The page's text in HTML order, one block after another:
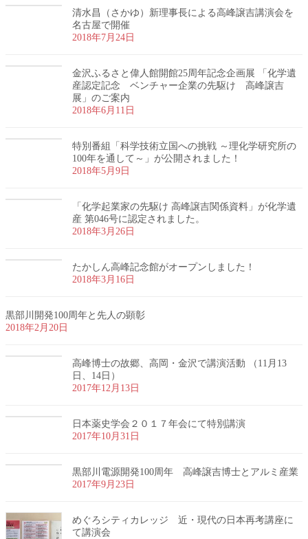
清水昌（さかゆ）新理事長による高峰譲吉講演会を
名古屋で開催
2018年7月24日
金沢ふるさと偉人館開館25周年記念企画展 「化学遺
産認定記念 ベンチャー企業の先駆け 高峰譲吉
展」のご案内
2018年6月11日
特別番組「科学技術立国への挑戦 ～理化学研究所の
100年を通して～」が公開されました！
2018年5月9日
「化学起業家の先駆け 高峰譲吉関係資料」が化学遺
産 第046号に認定されました。
2018年3月26日
たかしん高峰記念館がオープンしました！
2018年3月16日
黒部川開発100周年と先人の顕彰
2018年2月20日
高峰博士の故郷、高岡・金沢で講演活動 （11月13
日、14日）
2017年12月13日
日本薬史学会２０１７年会にて特別講演
2017年10月31日
黒部川電源開発100周年 高峰譲吉博士とアルミ産業
2017年9月23日
めぐろシティカレッジ 近・現代の日本再考講座に
て講演会